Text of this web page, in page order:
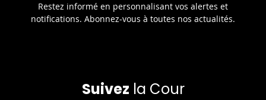
Restez informé en personnalisant vos alertes et
notifications. Abonnez-vous à toutes nos actualités.
Suivez la Cour